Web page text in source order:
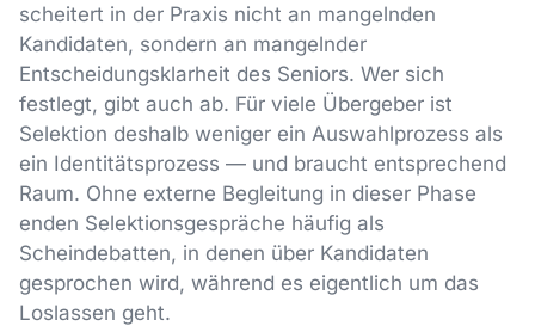
scheitert in der Praxis nicht an mangelnden
Kandidaten, sondern an mangelnder
Entscheidungsklarheit des Seniors. Wer sich
festlegt, gibt auch ab. Für viele Übergeber ist
Selektion deshalb weniger ein Auswahlprozess als
ein Identitätsprozess — und braucht entsprechend
Raum. Ohne externe Begleitung in dieser Phase
enden Selektionsgespräche häufig als
Scheindebatten, in denen über Kandidaten
gesprochen wird, während es eigentlich um das
Loslassen geht.